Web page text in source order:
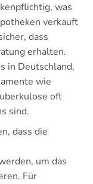
was
verkauft
dass
erhalten.
in Deutschland,
wie
oft
sind.
dass die
um das
Für